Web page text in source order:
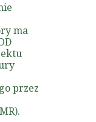
ma
przez